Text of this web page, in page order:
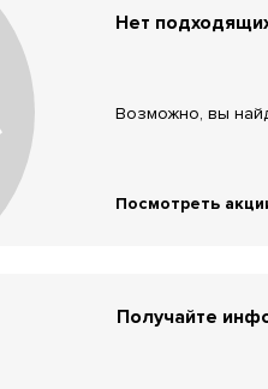
Нет
Возможно, вы
Посмотреть
Получайте